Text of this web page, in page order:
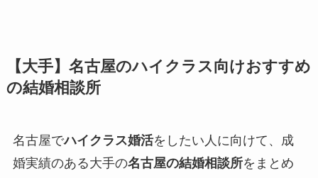
【大手】名古屋のハイクラス向けおすすめ
の結婚相談所
名古屋でハイクラス婚活をしたい人に向けて、成
婚実績のある大手の名古屋の結婚相談所をまとめ